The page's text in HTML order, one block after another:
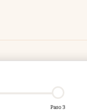
Paso 3